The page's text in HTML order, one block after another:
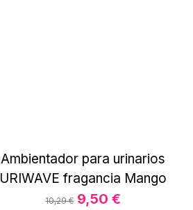
Ambientador para urinarios
URIWAVE fragancia Mango
10,29€ 9,50€